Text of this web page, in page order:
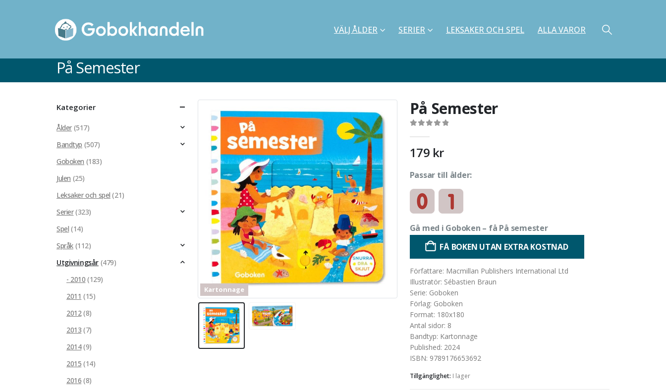
VÄLJ ÅLDER SERIER LEKSAKER OCH SPEL ALLA VAROR
På Semester
Kartonnage
Kartonnage
På Semester
179 kr
Passar till ålder:
Gå med i Goboken – få På semester
FÅ BOKEN UTAN EXTRA KOSTNAD
Författare: Macmillan Publishers International Ltd
Illustratör: Sébastien Braun
Serie: Goboken
Förlag: Goboken
Format: 180x180
Antal sidor: 8
Bandtyp: Kartonnage
Published: 2024
ISBN: 9789176653692
Tillgänglighet: I lager
Kategorier
Ålder (517)
Bandtyp (507)
Goboken (183)
Julen (25)
Leksaker och spel (21)
Serier(323)
Spel (14)
Språk (112)
Utgivningsår (479)
- 2010 (129)
2011 (15)
2012(8)
2013 (7)
2014(9)
2015 (14)
2016 (8)